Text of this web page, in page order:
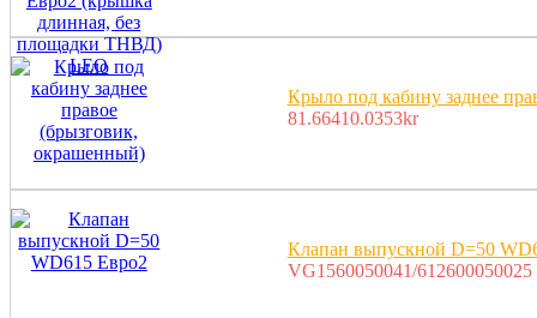
Крыло под кабину заднее
81.66410.0353kr
Клапан выпускной D=50
VG1560050041/612600050025